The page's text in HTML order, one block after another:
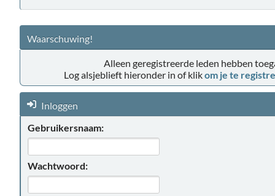
Waarschuwing!
Alleen geregistreerde leden hebben
Log alsjeblieft hieronder in of klikom je te
Inloggen
Gebruikersnaam:
Wachtwoord: